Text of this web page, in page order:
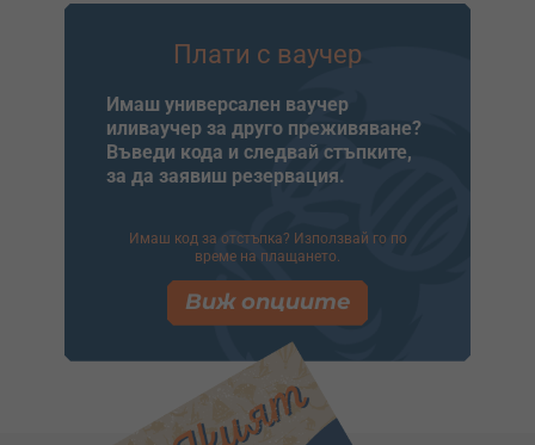
Плати с ваучер
Имаш универсален ваучер
иливаучер за друго преживяване?
Въведи кода и следвай стъпките,
за да заявиш резервация.
Имаш код за отстъпка? Използвай го по
време на плащането.
Виж опциите